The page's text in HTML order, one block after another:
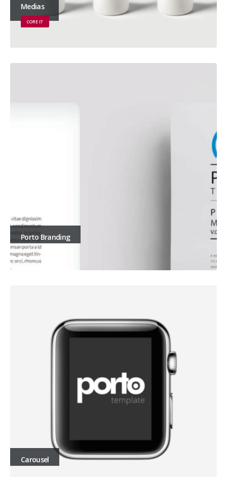
Medias
CORE I7
Porto Branding
Carousel